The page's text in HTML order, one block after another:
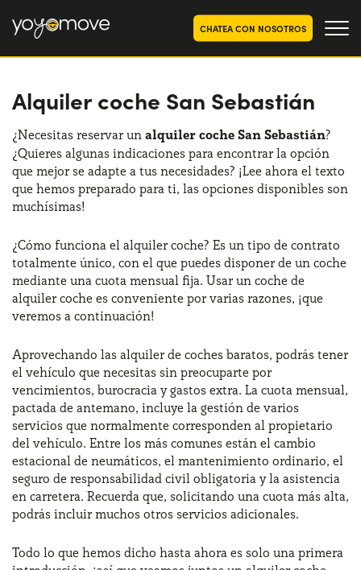
CHATEA CON NOSOTROS
OFERTAS RENTING COCHES
Particulares
Autónomos y Empresas
OFERTAS RENTING
SEGUNDA MANO
RENTING COCHES POR MESES
YoyoNow
Nuestra historia
Trabaja con nosotros
CÓMO FUNCIONA
POR QUÉ CONVIENE
ELIGE UN PAÍS
¿Necesitas ayuda? +34672028071
Alquiler coche San Sebastián
¿Necesitas reservar un alquiler coche San Sebastián?
¿Quieres algunas indicaciones para encontrar la opción
que mejor se adapte a tus necesidades? ¡Lee ahora el texto
que hemos preparado para ti, las opciones disponibles son
muchísimas!
¿Cómo funciona el alquiler coche? Es un tipo de contrato
totalmente único, con el que puedes disponer de un coche
mediante una cuota mensual fija. Usar un coche de
alquiler coche es conveniente por varias razones, ¡que
veremos a continuación!
Aprovechando las alquiler de coches baratos, podrás tener
el vehículo que necesitas sin preocuparte por
vencimientos, burocracia y gastos extra. La cuota mensual,
pactada de antemano, incluye la gestión de varios
servicios que normalmente corresponden al propietario
del vehículo. Entre los más comunes están el cambio
estacional de neumáticos, el mantenimiento ordinario, el
seguro de responsabilidad civil obligatoria y la asistencia
en carretera. Recuerda que, solicitando una cuota más alta,
podrás incluir muchos otros servicios adicionales.
Todo lo que hemos dicho hasta ahora es solo una primera